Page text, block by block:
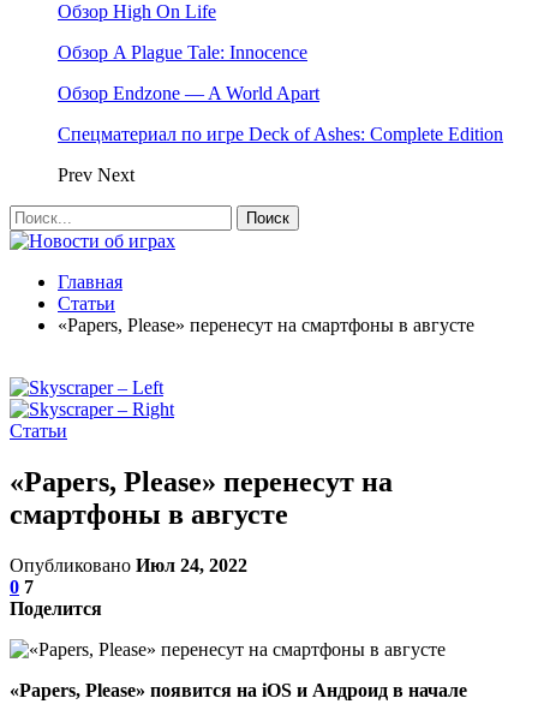
Обзор High On Life
Обзор A Plague Tale: Innocence
Обзор Endzone — A World Apart
Спецматериал по игре Deck of Ashes: Complete Edition
Prev Next
Главная
Статьи
«Papers, Please» перенесут на смартфоны в августе
Статьи
«Papers, Please» перенесут на
смартфоны в августе
Опубликовано Июл 24, 2022
0 7
Поделится
«Papers, Please» появится на iOS и Андроид в начале